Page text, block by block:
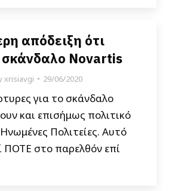
απόδειξη ότι
σκάνδαλο Novartis
xrisiavgi 29/06/2020
για το σκάνδαλο
και επισήμως πολιτικό
Πολιτείες. Αυτό
ΠΟΤΕ στο παρελθόν επί